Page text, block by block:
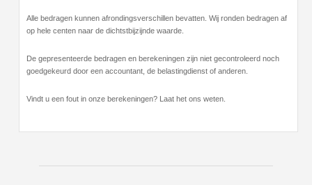
Alle bedragen kunnen afrondingsverschillen bevatten. Wij ronden bedragen af
op hele centen naar de dichtstbijzijnde waarde.
De gepresenteerde bedragen en berekeningen zijn niet gecontroleerd noch
goedgekeurd door een accountant, de belastingdienst of anderen.
Vindt u een fout in onze berekeningen? Laat het ons weten.